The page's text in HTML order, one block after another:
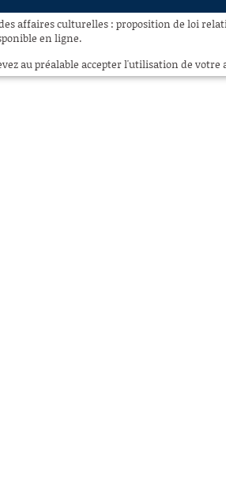
affaires culturelles : proposition de loi
en ligne.
au préalable accepter l'utilisation de